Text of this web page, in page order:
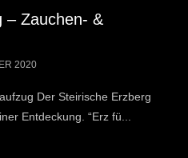
– Zauchen- &
2020
Der Steirische Erzberg
Entdeckung. “Erz fü...